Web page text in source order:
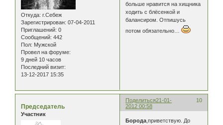
Откуда: г.Себеж
Зарегистрирован: 07-04-2011
Приглашений: 0
Сообщений: 442
Пол: Мужской
Провел на форуме:
9 дней 10 часов
Последний визит:
13-12-2017 15:35
больше нравится на хищника
ходить с блёсенкой и
балансиром. Отпишусь
потом обязательно…
Поделиться 10
21-01-
2012 00:58
Председатель
Участник
Борода ,приветствую. До